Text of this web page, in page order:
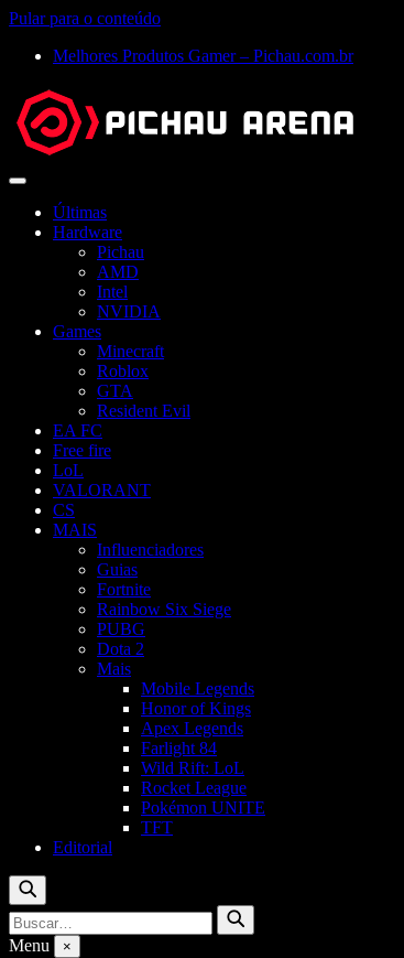
Pular para o conteúdo
Melhores Produtos Gamer – Pichau.com.br
Abrir
Últimas
Hardware
Pichau
AMD
Intel
NVIDIA
Games
Minecraft
Roblox
GTA
Resident Evil
EA FC
Free fire
LoL
VALORANT
CS
MAIS
Influenciadores
Guias
Fortnite
Rainbow Six Siege
PUBG
Dota 2
Mais
Mobile Legends
Honor of Kings
Apex Legends
Farlight 84
Wild Rift: LoL
Rocket League
Pokémon UNITE
TFT
Editorial
Buscar
Buscar
por:
Buscar
Menu ×